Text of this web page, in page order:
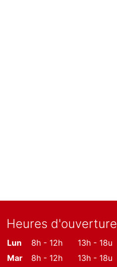
Heures d'ouverture
Lun 8h - 12h
13h - 18u
Mar
8h - 12h
13h - 18u